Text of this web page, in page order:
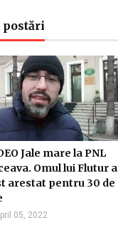
postări
Jale mare la PNL
Omul lui Flutur a
arestat pentru 30 de
05, 2022